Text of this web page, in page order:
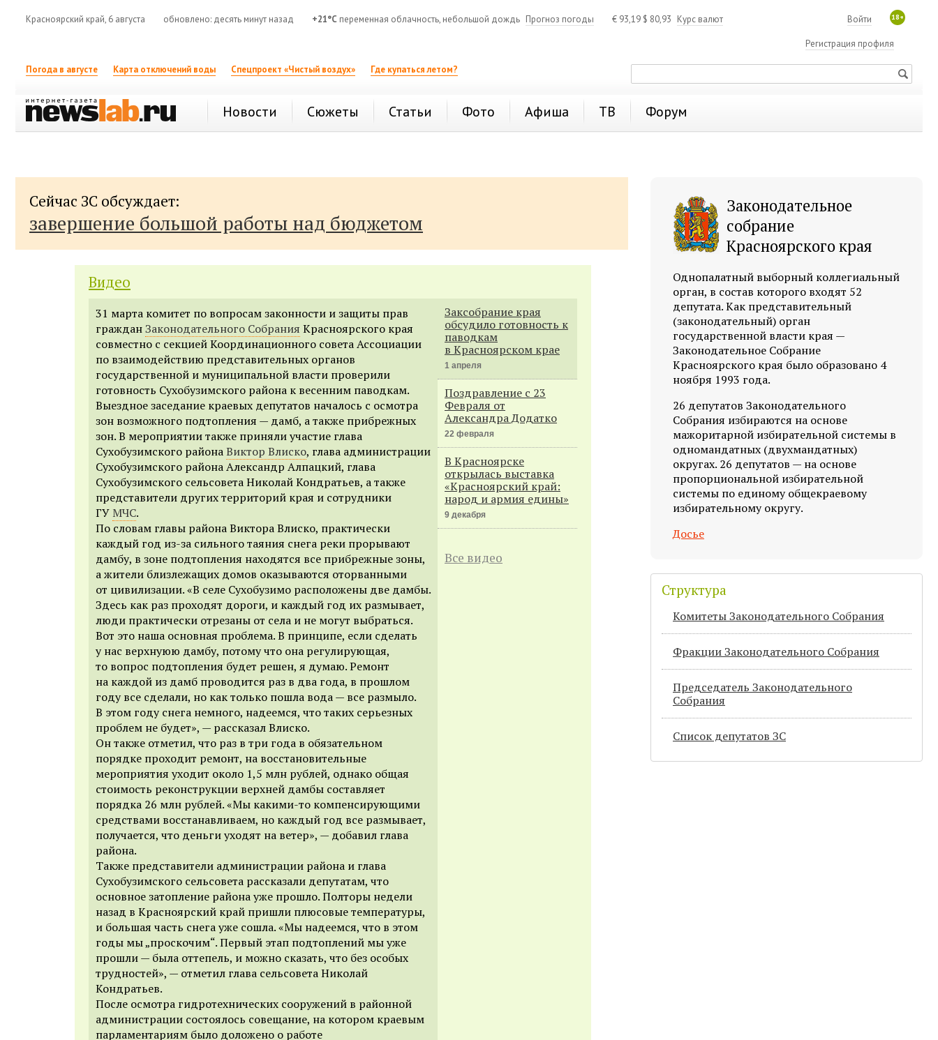
Красноярский край, 6 августа обновлено: десять минут назад +21°C переменная облачность, небольшой дождь Прогноз погоды € 93,19 $ 80,93 Курс валют 18+
Войти
Регистрация профиля
Погода в августе Карта отключений воды Спецпроект «Чистый воздух» Где купаться летом?
Новости Сюжеты Статьи Фото Афиша ТВ Форум
Сейчас ЗС обсуждает:
завершение большой работы над бюджетом
Видео
31 марта комитет по вопросам законности и защиты прав
гражданЗаконодательного Собрания Красноярского края
совместно с секцией Координационного совета Ассоциации
по взаимодействию представительных органов
государственной и муниципальной власти проверили
готовность Сухобузимского района к весенним паводкам.
Выездное заседание краевых депутатов началось с осмотра
зон возможного подтопления — дамб, а также прибрежных
зон. В мероприятии также приняли участие глава
Сухобузимского районаВиктор Влиско, глава администрации
Сухобузимского района Александр Алпацкий, глава
Сухобузимского сельсовета Николай Кондратьев, а также
представители других территорий края и сотрудники
ГУ МЧС.
По словам главы района Виктора Влиско, практически
каждый год из-за сильного таяния снега реки прорывают
дамбу, в зоне подтопления находятся все прибрежные зоны,
а жители близлежащих домов оказываются оторванными
от цивилизации. «В селе Сухобузимо расположены две дамбы.
Здесь как раз проходят дороги, и каждый год их размывает,
люди практически отрезаны от села и не могут выбраться.
Вот это наша основная проблема. В принципе, если сделать
у нас верхнуюю дамбу, потому что она регулирующая,
то вопрос подтопления будет решен, я думаю. Ремонт
на каждой из дамб проводится раз в два года, в прошлом
году все сделали, но как только пошла вода — все размыло.
В этом году снега немного, надеемся, что таких серьезных
проблем не будет», — рассказал Влиско.
Он также отметил, что раз в три года в обязательном
порядке проходит ремонт, на восстановительные
мероприятия уходит около 1,5 млн рублей, однако общая
стоимость реконструкции верхней дамбы составляет
порядка 26 млн рублей. «Мы какими-то компенсирующими
средствами восстанавливаем, но каждый год все размывает,
получается, что деньги уходят на ветер», — добавил глава
района.
Также представители администрации района и глава
Сухобузимского сельсовета рассказали депутатам, что
основное затопление района уже прошло. Полторы недели
назад в Красноярский край пришли плюсовые температуры,
и большая часть снега уже сошла. «Мы надеемся, что в этом
годы мы „проскочим“. Первый этап подтоплений мы уже
прошли — была оттепель, и можно сказать, что без особых
трудностей», — отметил глава сельсовета Николай
Кондратьев.
После осмотра гидротехнических сооружений в районной
администрации состоялось совещание, на котором краевым
парламентариям было доложено о работе
Заксобрание края
обсудило готовность к
паводкам
в Красноярском крае
1 апреля
Поздравление с 23
Февраля от
Александра Додатко
22 февраля
В Красноярске
открылась выставка
«Красноярский край:
народ и армия едины»
9 декабря
Все видео
Законодательное
собрание
Красноярского края
Однопалатный выборный коллегиальный
орган, в состав которого входят 52
депутата. Как представительный
(законодательный) орган
государственной власти края —
Законодательное Собрание
Красноярского края было образовано 4
ноября 1993 года.
26 депутатов Законодательного
Собрания избираются на основе
мажоритарной избирательной системы в
одномандатных (двухмандатных)
округах. 26 депутатов — на основе
пропорциональной избирательной
системы по единому общекраевому
избирательному округу.
Досье
Структура
Комитеты Законодательного Собрания
Фракции Законодательного Собрания
Председатель Законодательного
Cобрания
Список депутатов ЗС